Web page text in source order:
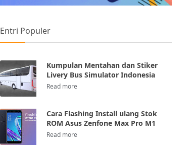
Entri Populer
Kumpulan Mentahan dan Stiker
Livery Bus Simulator Indonesia
Cara Flashing Install ulang Stok
ROM Asus Zenfone Max Pro M1